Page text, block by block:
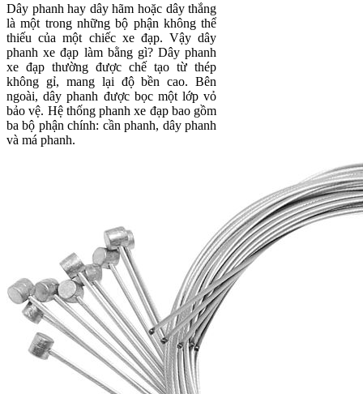
Dây phanh hay dây hãm hoặc dây thắng
là một trong những bộ phận không thể
thiếu của một chiếc xe đạp. Vậy dây
phanh xe đạp làm bằng gì? Dây phanh
xe đạp thường được chế tạo từ thép
không gỉ, mang lại độ bền cao. Bên
ngoài, dây phanh được bọc một lớp vỏ
bảo vệ. Hệ thống phanh xe đạp bao gồm
ba bộ phận chính: cần phanh, dây phanh
và má phanh.